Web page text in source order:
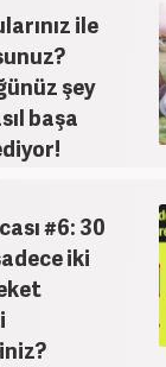
ile
şey
başa
#6: 30
iki